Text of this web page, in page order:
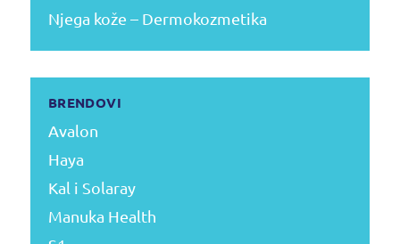
Njega kože – Dermokozmetika
BRENDOVI
Avalon
Haya
Kal i Solaray
Manuka Health